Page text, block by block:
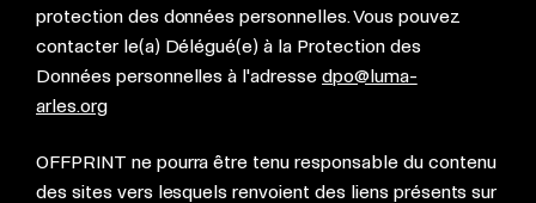
protection des données personnelles. Vous pouvez
contacter le(a) Délégué(e) à la Protection des
Données personnelles à l'adressedpo@luma-
arles.org
OFFPRINT ne pourra être tenu responsable du contenu
des sites vers lesquels renvoient des liens présents sur